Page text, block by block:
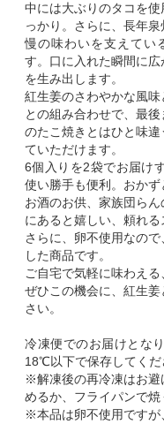
中には大ぶりのタコを
っかり。さらに、長年
慢の味わいを支えてい
す。口に入れた瞬間に
を生み出します。
紅生姜のさわやかな風
との組み合わせで、最
のたこ焼きとはひと味
ていただけます。
6個入りを2袋でお届け
使い勝手も便利。おか
お酒のお供、家族団ら
にあると嬉しい、頼れる
さらに、卵不使用なの
した商品です。
ご自宅で気軽に味わえる
ぜひこの機会に、紅生
さい。
冷凍便でのお届けとな
18℃以下で保存してくだ
※解凍後の再冷凍はお避
めるか、フライパンで焼
※本品は卵不使用ですが